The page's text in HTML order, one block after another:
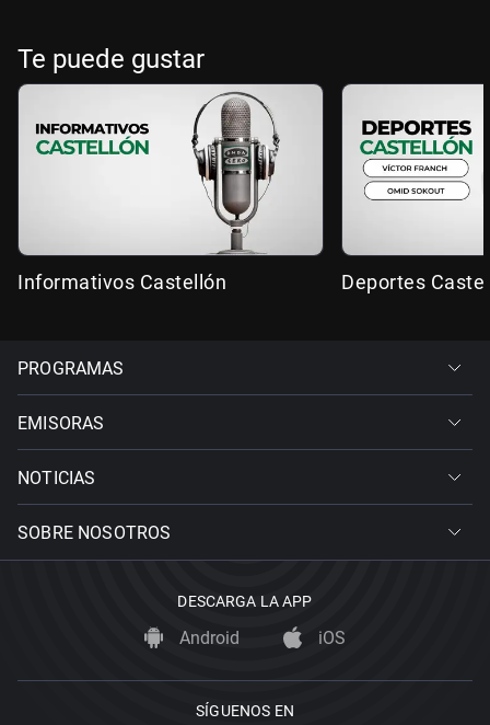
Te puede gustar
Informativos Castellón Deportes
PROGRAMAS
EMISORAS
NOTICIAS
SOBRE NOSOTROS
DESCARGA LA APP
Android iOS
SÍGUENOS EN